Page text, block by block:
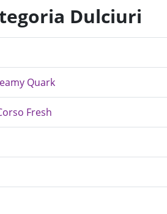
Dulciuri
Quark
Fresh